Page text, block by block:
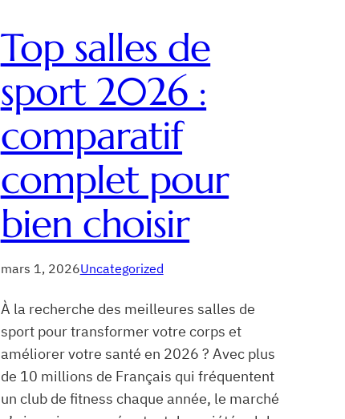
Top salles de
sport 2026 :
comparatif
complet pour
bien choisir
mars 1, 2026Uncategorized
À la recherche des meilleures salles de
sport pour transformer votre corps et
améliorer votre santé en 2026 ? Avec plus
de 10 millions de Français qui fréquentent
un club de fitness chaque année, le marché